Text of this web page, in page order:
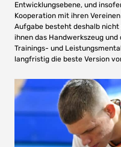
Entwicklungsebene, und
Kooperation mit ihren
Aufgabe besteht deshalb nicht
ihnen das Handwerkszeug
Trainings- und
langfristig die beste Version